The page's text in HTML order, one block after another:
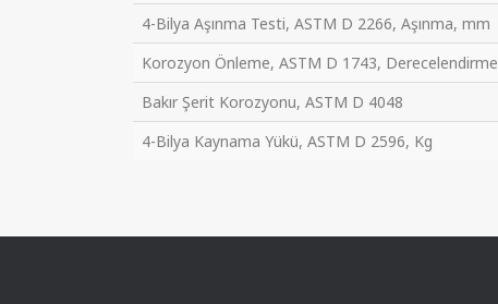
4-Bilya Aşınma Testi, ASTM D 2266, Aşınma, mm
Korozyon Önleme, ASTM D 1743, Derecelendirme
Bakır Şerit Korozyonu, ASTM D 4048
4-Bilya Kaynama Yükü, ASTM D 2596, Kg